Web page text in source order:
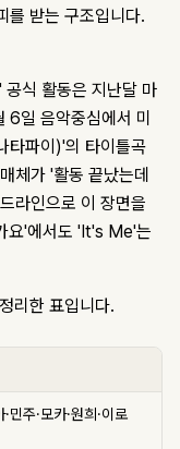
를 받는 구조입니다.
식 활동은 지난달 마
일 음악중심에서 미
파이)'의 타이틀곡
체가 '활동 끝났는데
라인으로 이 장면을
요'에서도 'It's Me'는
리한 표입니다.
민주·모카·원희·이로